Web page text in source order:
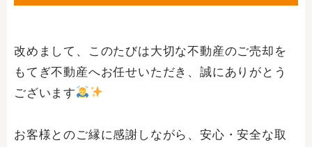
改めまして、このたびは大切な不動産のご売却を
もてぎ不動産へお任せいただき、誠にありがとう
ございます
お客様とのご縁に感謝しながら、安心・安全な取